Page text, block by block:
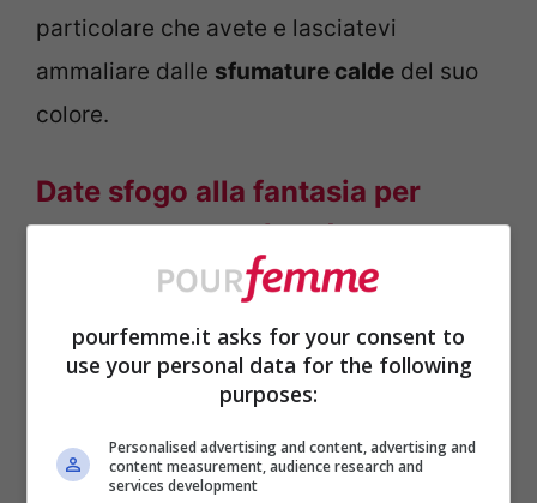
particolare che avete e lasciatevi
ammaliare dalle sfumature calde del suo
colore.
Date sfogo alla fantasia per
essere sempre al top!
Abbandonate le tonalità chiare e pastello
all’estate e sbizzarritevi a creare gli
abbinamenti perfetticon i colori caldi di
sbaragliano gliavversari classicie si fanno
pourfemme.it asks for your consent to
use your personal data for the following
purposes:
Personalised advertising and content, advertising and
content measurement, audience research and
services development